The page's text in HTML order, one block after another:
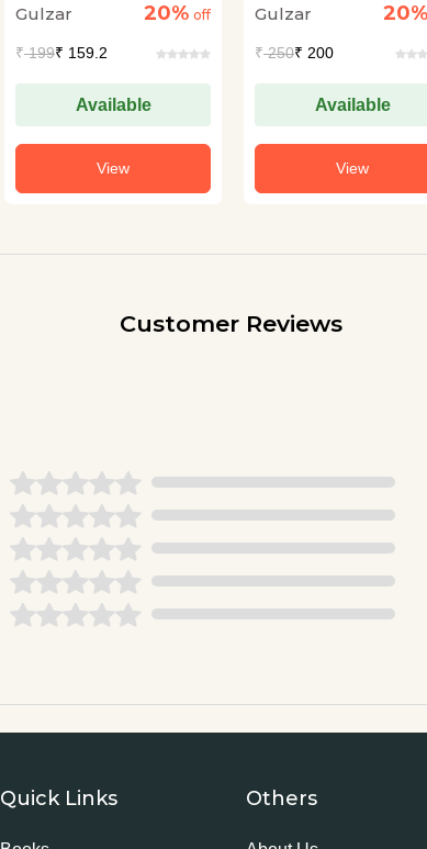
Gulzar
20% off
₹199₹ 159.2
Available
View
Gulzar
20%
₹250₹ 200
Available
View
Customer Reviews
Quick Links Others